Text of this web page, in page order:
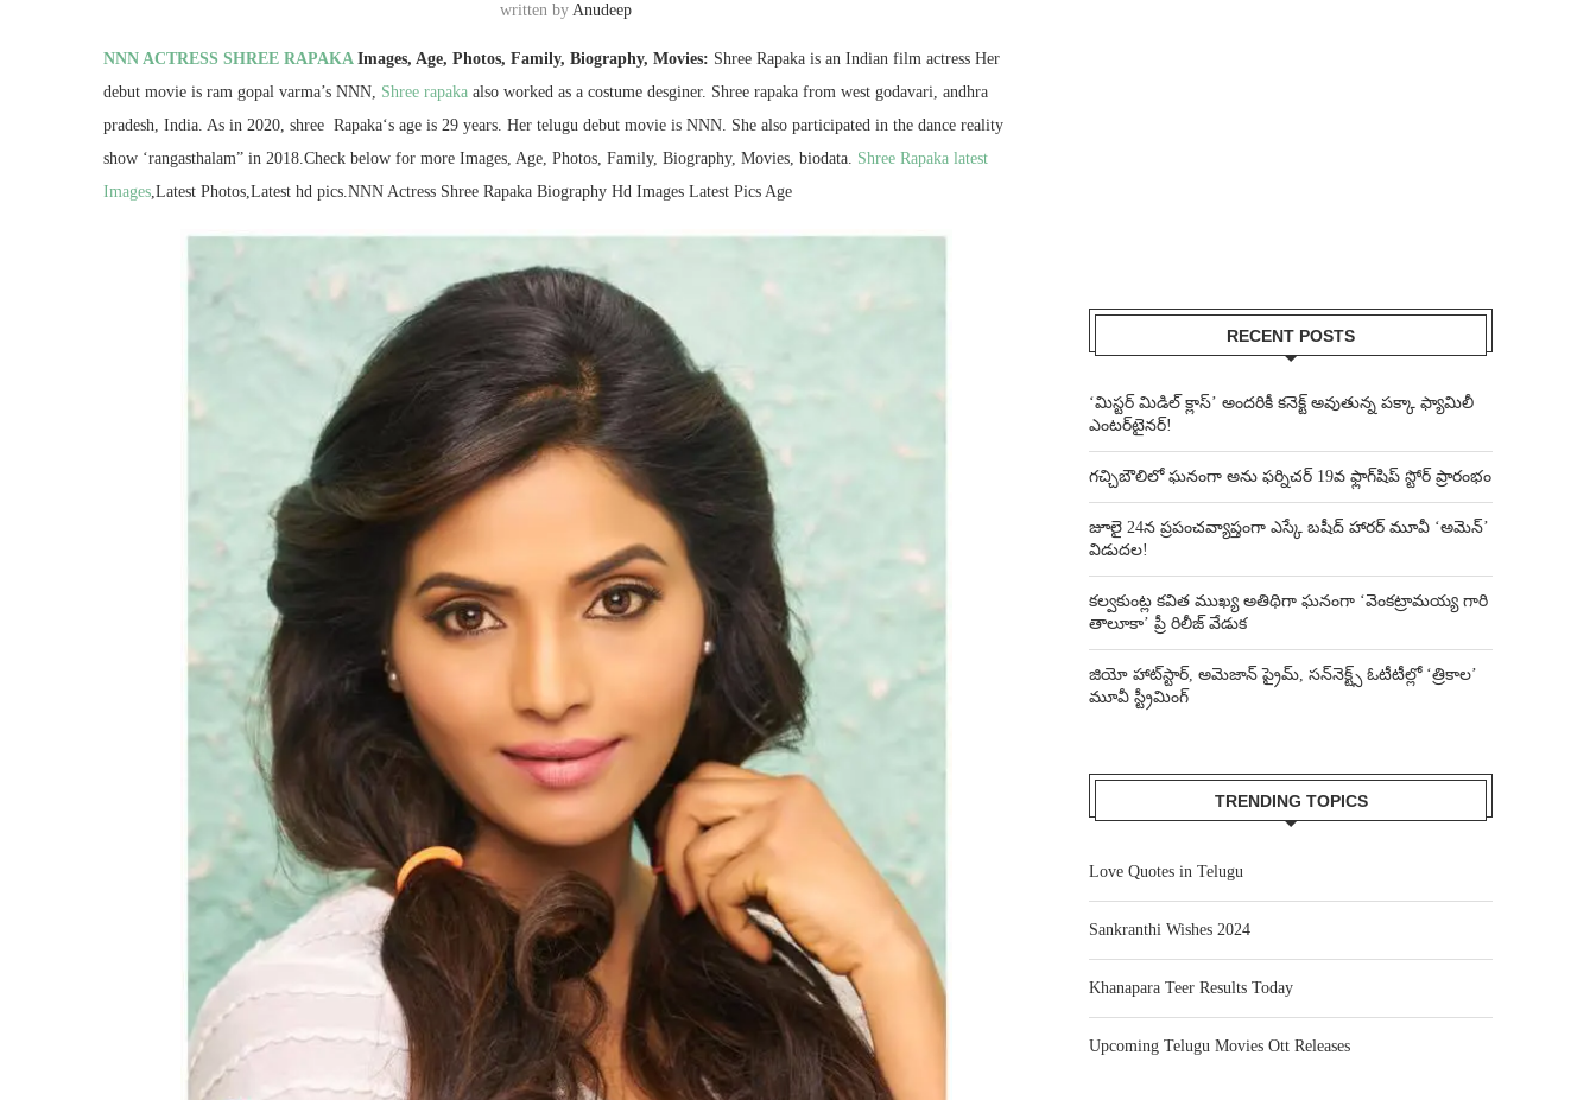
written byAnudeep
NNN ACTRESS SHREE RAPAKAImages, Age, Photos, Family, Biography, Movies: Shree Rapaka is an Indian film actress Her
debut movie is ram gopal varma’s NNN, Shree rapaka also worked as a costume desginer. Shree rapaka from west godavari, andhra
pradesh, India. As in 2020, shree Rapaka‘s age is 29 years. Her telugu debut movie is NNN. She also participated in the dance reality
show ‘rangasthalam” in 2018.Check below for more Images, Age, Photos, Family, Biography, Movies, biodata. Shree Rapaka latest
Images,Latest Photos,Latest hd pics.NNN Actress Shree Rapaka Biography Hd Images Latest Pics Age
RECENT POSTS
‘మిస్టర్ మిడిల్ క్లాస్’ అందరికీ కనెక్ట్ అవుతున్న పక్కా ఫ్యామిలీ
ఎంటర్‌టైనర్!
గచ్చిబౌలిలో ఘనంగా అను ఫర్నిచర్ 19వ ఫ్లాగ్‌షిప్ స్టోర్ ప్రారంభం
జూలై 24న ప్రపంచవ్యాప్తంగా ఎస్కే బషీద్‌ హారర్ మూవీ ‘అమెన్’
విడుదల!
కల్వకుంట్ల కవిత ముఖ్య అతిథిగా ఘనంగా ‘వెంకట్రామయ్య గారి
తాలూకా’ ప్రీ రిలీజ్ వేడుక
జియో హాట్‌స్టార్, అమెజాన్ ప్రైమ్, సన్‌నెక్ట్స్ ఓటీటీల్లో ‘త్రికాల’
మూవీ స్ట్రీమింగ్
TRENDING TOPICS
Love Quotes in Telugu
Sankranthi Wishes 2024
Khanapara Teer Results Today
Upcoming Telugu Movies Ott Releases